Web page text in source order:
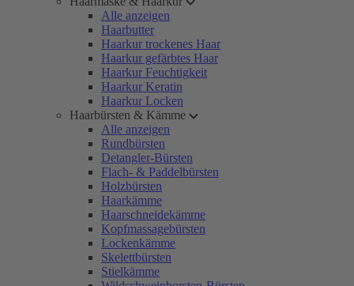
Alle anzeigen
Haarbutter
Haarkur trockenes Haar
Haarkur gefärbtes Haar
Haarkur Feuchtigkeit
Haarkur Keratin
Haarkur Locken
Haarbürsten & Kämme
Alle anzeigen
Rundbürsten
Detangler-Bürsten
Flach- & Paddelbürsten
Holzbürsten
Haarkämme
Haarschneidekämme
Kopfmassagebürsten
Lockenkämme
Skelettbürsten
Stielkämme